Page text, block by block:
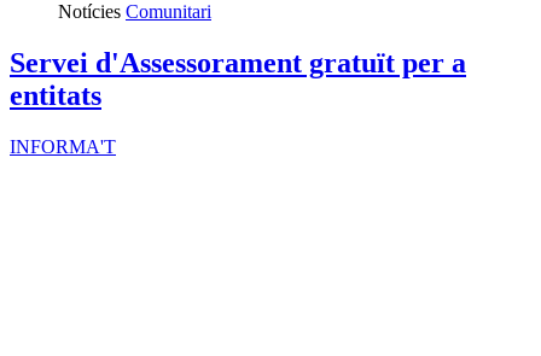
Notícies Comunitari
Servei d'Assessorament gratuït per a
entitats
INFORMA'T